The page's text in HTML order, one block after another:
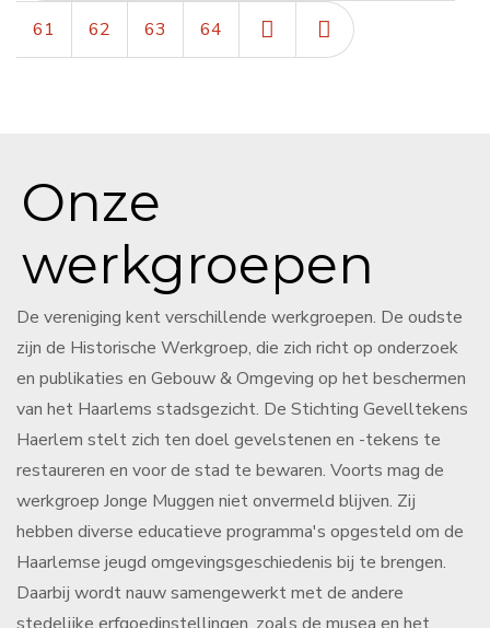
61 62 63 64
Onze
werkgroepen
De vereniging kent verschillende werkgroepen. De oudste
zijn de Historische Werkgroep, die zich richt op onderzoek
en publikaties en Gebouw & Omgeving op het beschermen
van het Haarlems stadsgezicht. De Stichting Gevelltekens
Haerlem stelt zich ten doel gevelstenen en -tekens te
restaureren en voor de stad te bewaren. Voorts mag de
werkgroep Jonge Muggen niet onvermeld blijven. Zij
hebben diverse educatieve programma's opgesteld om de
Haarlemse jeugd omgevingsgeschiedenis bij te brengen.
Daarbij wordt nauw samengewerkt met de andere